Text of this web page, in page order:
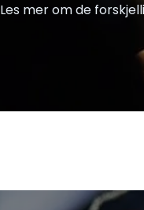
Les mer om de